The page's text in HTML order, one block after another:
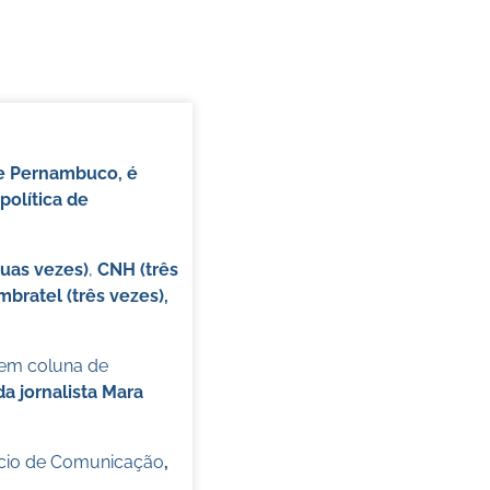
Pernambuco, é
de
vezes), CNH (três
(três vezes),
coluna de
jornalista Mara
de Comunicação,